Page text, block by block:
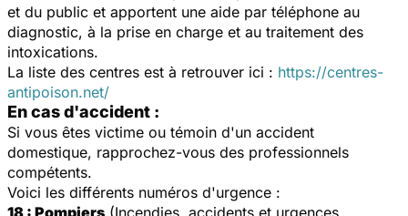
et du public et apportent une aide par téléphone au
diagnostic, à la prise en charge et au traitement des
intoxications.
La liste des centres est à retrouver ici : https://centres-
antipoison.net/
En cas d'accident :
Si vous êtes victime ou témoin d'un accident
domestique, rapprochez-vous des professionnels
compétents.
Voici les différents numéros d'urgence :
18 : Pompiers (Incendies, accidents et urgences